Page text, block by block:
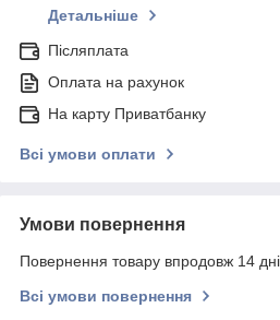
Детальніше
Післяплата
Оплата на рахунок
На карту Приватбанку
Всі умови оплати
Умови повернення
Повернення товару впродовж 14
Всі умови повернення